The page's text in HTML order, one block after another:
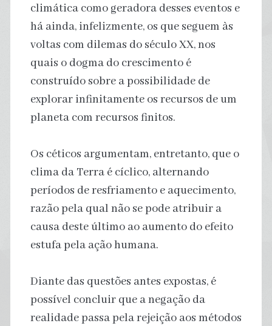
climática como geradora desses eventos e
há ainda, infelizmente, os que seguem às
voltas com dilemas do século XX, nos
quais o dogma do crescimento é
construído sobre a possibilidade de
explorar infinitamente os recursos de um
planeta com recursos finitos.
Os céticos argumentam, entretanto, que o
clima da Terra é cíclico, alternando
períodos de resfriamento e aquecimento,
razão pela qual não se pode atribuir a
causa deste último ao aumento do efeito
estufa pela ação humana.
Diante das questões antes expostas, é
possível concluir que a negação da
realidade passa pela rejeição aos métodos